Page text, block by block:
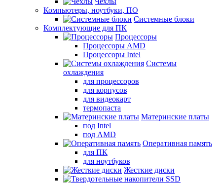
Компьютеры, ноутбуки, ПО
Системные блоки
Комплектующие для ПК
Процессоры
Процессоры AMD
Процессоры Intel
Системы
охлаждения
для процессоров
для корпусов
для видеокарт
термопаста
Материнские платы
под Intel
под AMD
Оперативная память
для ПК
для ноутбуков
Жесткие диски